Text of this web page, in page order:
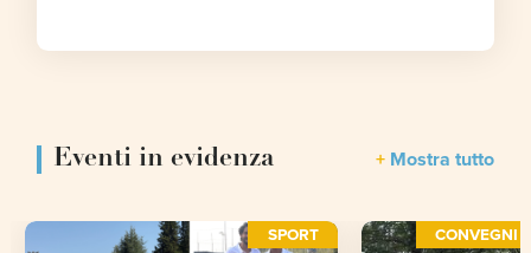
Eventi in evidenza Mostra tutto
SPORT CONVEGNI